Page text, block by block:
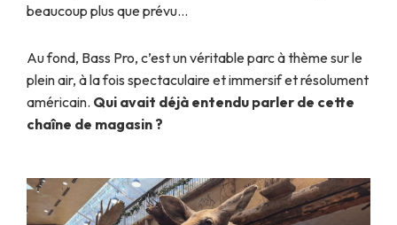
beaucoup plus que prévu…
Au fond, Bass Pro, c’est un véritable parc à thème sur le
plein air, à la fois spectaculaire et immersif et résolument
américain. Qui avait déjà entendu parler de cette
chaîne de magasin ?